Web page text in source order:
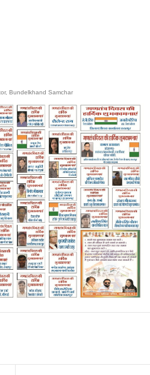
Bundelkhand Samchar